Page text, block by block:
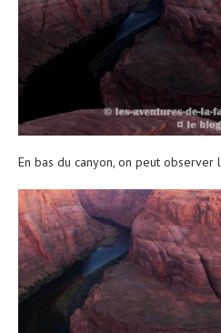
En bas du canyon, on peut observer